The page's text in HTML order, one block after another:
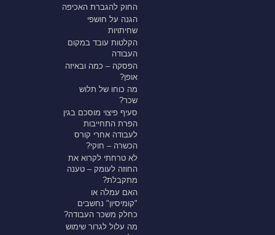
החוק להגברת האכיפה
הגנה על חושפי
שחיתויות
הקלטות עובד במקום
העבודה
הפסקה – כמה ובאיזה
אופן?
מה כוחו של תלוש
שכר?
סעיף פיצוי מוסכם בגין
הפרת התחייבות
לעבודה אחרי קורס
הכשרה – חוקי?
לא טרחתי לקרוא את
החוזה לעומק – טענה
מתקבלת?
האם עמלה או
"קומיסיון" נחשבים
כחלק משכר העבודה?
מה עלול לגרור שימוש